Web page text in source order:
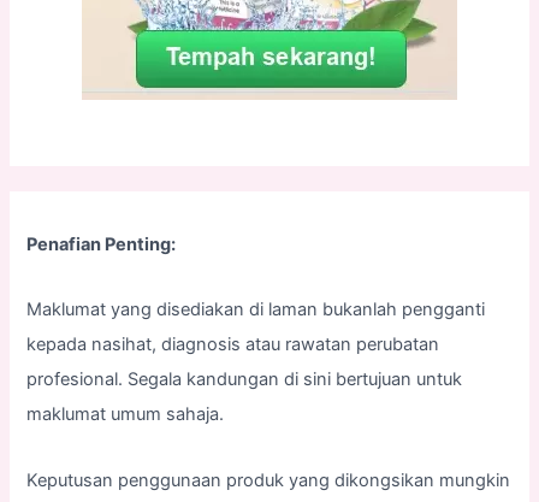
Penafian Penting:
Maklumat yang disediakan di laman bukanlah pengganti
kepada nasihat, diagnosis atau rawatan perubatan
profesional. Segala kandungan di sini bertujuan untuk
maklumat umum sahaja.
Keputusan penggunaan produk yang dikongsikan mungkin